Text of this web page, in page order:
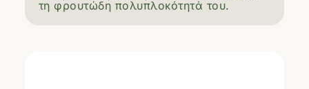
τη φρουτώδη πολυπλοκότητά του.